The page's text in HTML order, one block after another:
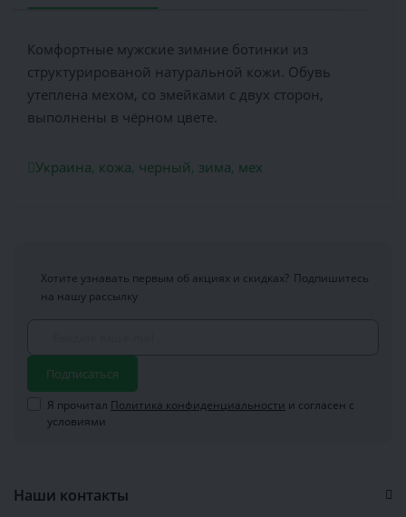
Комфортные мужские зимние ботинки из
структурированой натуральной кожи. Обувь
утеплена мехом, со змейками с двух сторон,
выполнены в чёрном цвете.
Украина, кожа, черный, зима, мех
Хотите узнавать первым об акциях и скидках? Подпишитесь
на нашу рассылку
Подписаться
Я прочитал Политика конфиденциальности и согласен с
условиями
Наши контакты